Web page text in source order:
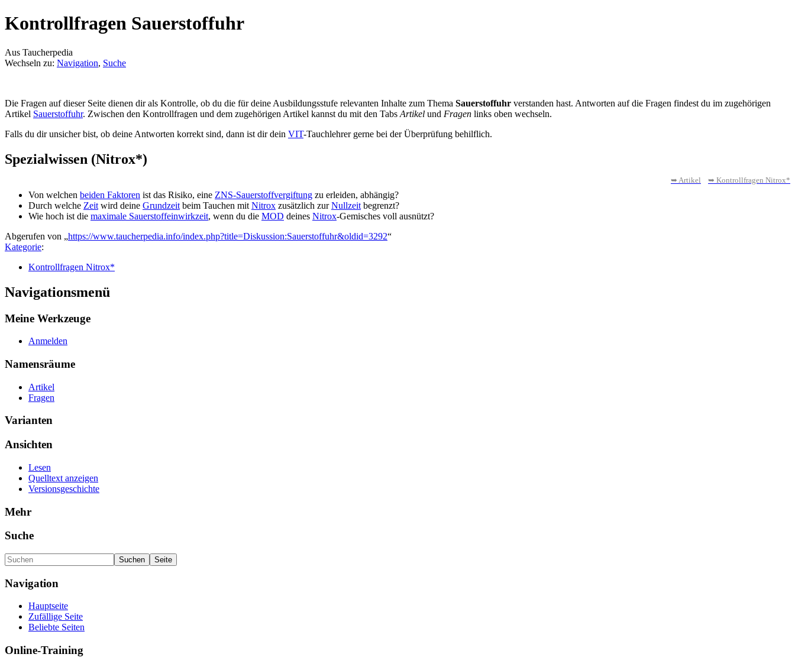
Kontrollfragen Sauerstoffuhr
Aus Taucherpedia
Wechseln zu: Navigation, Suche
Die Fragen auf dieser Seite dienen dir als Kontrolle, ob du die für deine Ausbildungsstufe relevanten Inhalte zum Thema Sauerstoffuhr verstanden hast. Antworten auf die Fragen findest du im zugehörigen
Artikel Sauerstoffuhr. Zwischen den Kontrollfragen und dem zugehörigen Artikel kannst du mit den Tabs Artikel und Fragen links oben wechseln.
Falls du dir unsicher bist, ob deine Antworten korrekt sind, dann ist dir dein VIT-Tauchlehrer gerne bei der Überprüfung behilflich.
Spezialwissen (Nitrox*)
➥ Artikel ➥ Kontrollfragen Nitrox*
Von welchen beiden Faktoren ist das Risiko, eine ZNS-Sauerstoffvergiftung zu erleiden, abhängig?
Durch welche Zeit wird deine Grundzeit beim Tauchen mit Nitrox zusätzlich zurNullzeit begrenzt?
Wie hoch ist die maximale Sauerstoffeinwirkzeit, wenn du die MOD deines Nitrox-Gemisches voll ausnützt?
Abgerufen von „https://www.taucherpedia.info/index.php?title=Diskussion:Sauerstoffuhr&oldid=3292“
Kategorie:
Kontrollfragen Nitrox*
Navigationsmenü
Meine Werkzeuge
Anmelden
Namensräume
Artikel
Fragen
Varianten
Ansichten
Lesen
Quelltext anzeigen
Versionsgeschichte
Mehr
Suche
Navigation
Hauptseite
Zufällige Seite
Beliebte Seiten
Online-Training